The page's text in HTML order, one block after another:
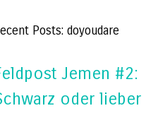
Posts: doyoudare
Jemen #2:
oder lieber